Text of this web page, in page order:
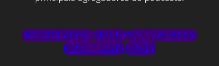
PODCAST ADDICTSPOTIFYYOUTUBE MUSIC
POCKET CASTSDEEZER